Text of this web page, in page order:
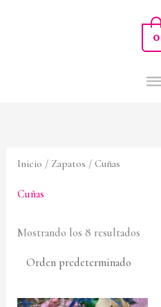
0
Inicio / Zapatos / Cuñas
Cuñas
Mostrando los 8 resultados